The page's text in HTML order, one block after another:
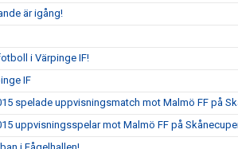
är igång!
i Värpinge IF!
IF
spelade uppvisningsmatch mot Malmö FF på
uppvisningsspelar mot Malmö FF på